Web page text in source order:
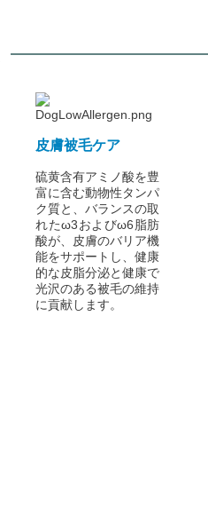
皮膚被毛ケア
硫黄含有アミノ酸を豊
富に含む動物性タンパ
ク質と、バランスの取
れたω3およびω6脂肪
酸が、皮膚のバリア機
能をサポートし、健康
的な皮脂分泌と健康で
光沢のある被毛の維持
に貢献します。